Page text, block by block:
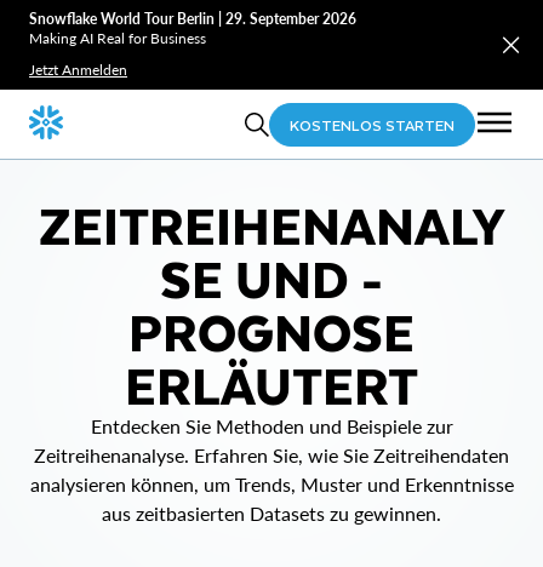
Snowflake World Tour Berlin | 29. September 2026
Making AI Real for Business
Jetzt Anmelden
KOSTENLOS STARTEN
ZEITREIHENANALY
SE UND -
PROGNOSE
ERLÄUTERT
Entdecken Sie Methoden und Beispiele zur
Zeitreihenanalyse. Erfahren Sie, wie Sie Zeitreihendaten
analysieren können, um Trends, Muster und Erkenntnisse
aus zeitbasierten Datasets zu gewinnen.